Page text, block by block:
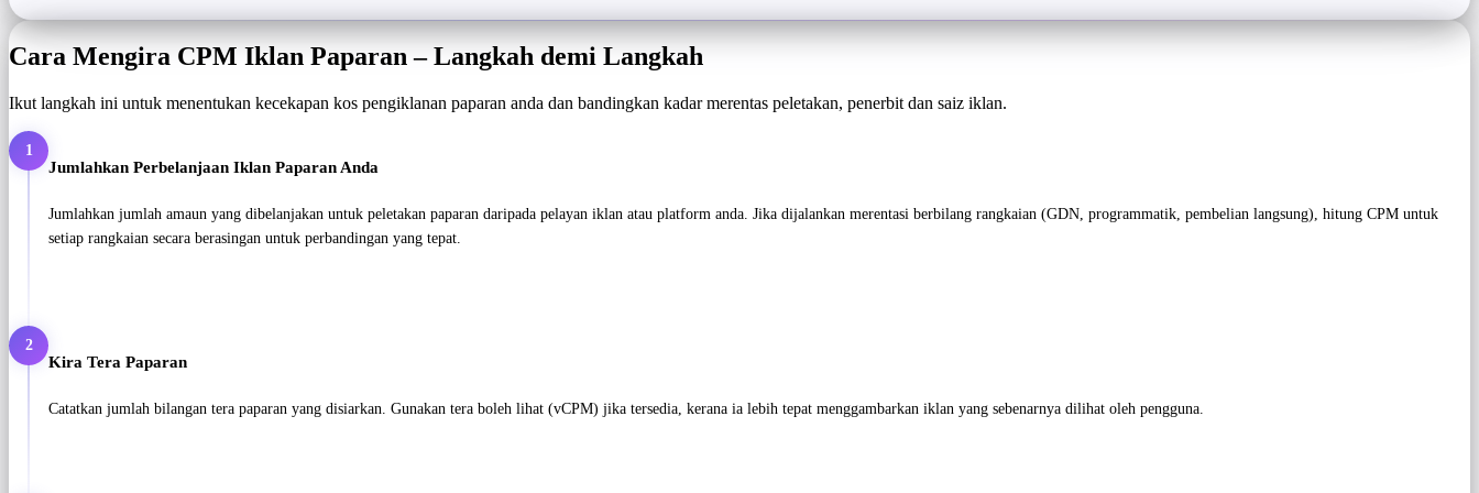
Cara Mengira CPM Iklan Paparan – Langkah demi Langkah
Ikut langkah ini untuk menentukan kecekapan kos pengiklanan paparan anda dan bandingkan kadar merentas peletakan, penerbit dan saiz iklan.
1
Jumlahkan Perbelanjaan Iklan Paparan Anda
Jumlahkan jumlah amaun yang dibelanjakan untuk peletakan paparan daripada pelayan iklan atau platform anda. Jika dijalankan merentasi berbilang rangkaian (GDN, programmatik, pembelian langsung), hitung CPM untuk
setiap rangkaian secara berasingan untuk perbandingan yang tepat.
2
Kira Tera Paparan
Catatkan jumlah bilangan tera paparan yang disiarkan. Gunakan tera boleh lihat (vCPM) jika tersedia, kerana ia lebih tepat menggambarkan iklan yang sebenarnya dilihat oleh pengguna.